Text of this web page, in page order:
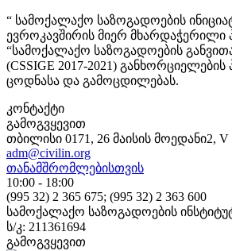
“ სამოქალაქო საზოგადოების
ევროკავშირის მიერ მხარდაჭერილი
“სამოქალაქო საზოგადოების
(CSSIGE 2017-2021)
ცოდნასა და გამოცდილებას.
კონტაქტი
გამოგვყევით
თბილისი 0171, 26 მაისის მოედანი2,
adm@civilin.org
თანამშრომლებისთვის
10:00 - 18:00
(995 32) 2 365 675; (995 32) 2 363 600
სამოქალაქო საზოგადოების
ს/კ: 211361694
გამოგვყევით